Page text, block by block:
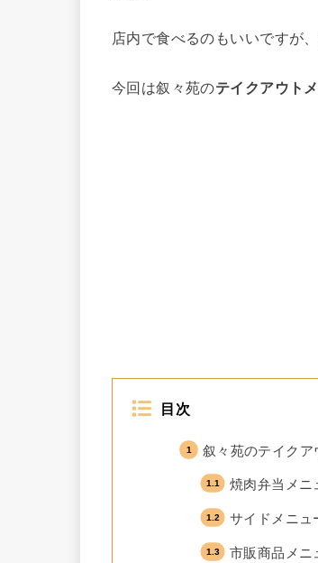
店内で食べるのもいいですが、
今回は叙々苑のテイクアウト
目次
叙々苑のテイクア
焼肉弁当メニ
サイドメニュ
市販商品メニ